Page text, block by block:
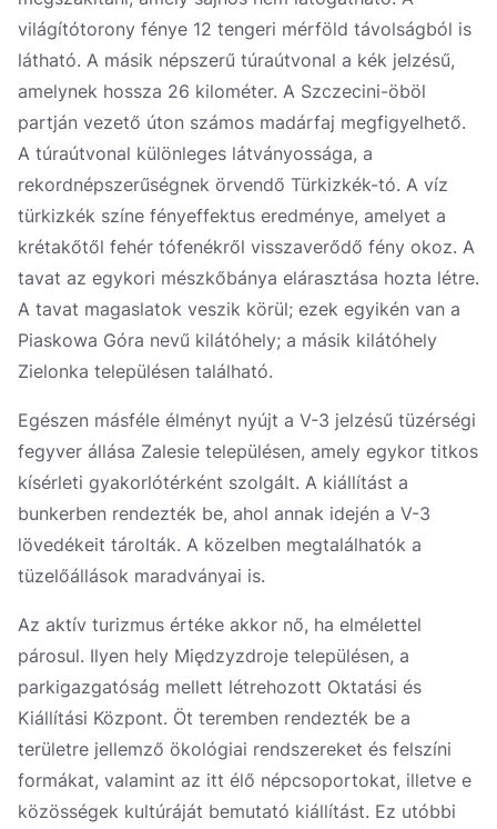
világítótorony fénye 12 tengeri mérföld távolságból is
látható. A másik népszerű túraútvonal a kék jelzésű,
amelynek hossza 26 kilométer. A Szczecini-öböl
partján vezető úton számos madárfaj megfigyelhető.
A túraútvonal különleges látványossága, a
rekordnépszerűségnek örvendő Türkizkék-tó. A víz
türkizkék színe fényeffektus eredménye, amelyet a
krétakőtől fehér tófenékről visszaverődő fény okoz. A
tavat az egykori mészkőbánya elárasztása hozta létre.
A tavat magaslatok veszik körül; ezek egyikén van a
Piaskowa Góra nevű kilátóhely; a másik kilátóhely
Zielonka településen található.
Egészen másféle élményt nyújt a V-3 jelzésű tüzérségi
fegyver állása Zalesie településen, amely egykor titkos
kísérleti gyakorlótérként szolgált. A kiállítást a
bunkerben rendezték be, ahol annak idején a V-3
lövedékeit tárolták. A közelben megtalálhatók a
tüzelőállások maradványai is.
Az aktív turizmus értéke akkor nő, ha elmélettel
párosul. Ilyen hely Międzyzdroje településen, a
parkigazgatóság mellett létrehozott Oktatási és
Kiállítási Központ. Öt teremben rendezték be a
területre jellemző ökológiai rendszereket és felszíni
formákat, valamint az itt élő népcsoportokat, illetve e
közösségek kultúráját bemutató kiállítást. Ez utóbbi